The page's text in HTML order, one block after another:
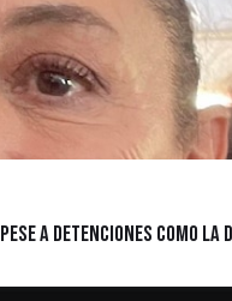
a detenciones como la